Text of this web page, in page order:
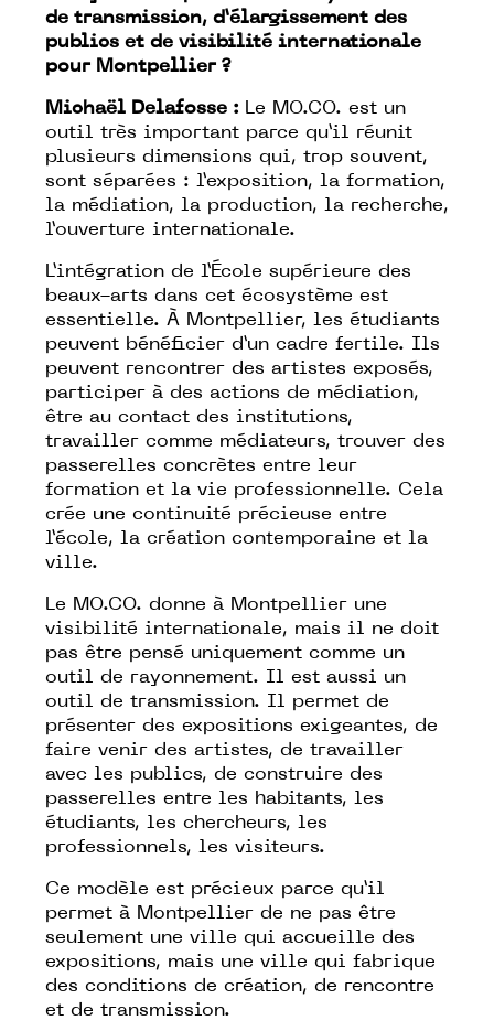
de transmission, d’élargissement des
publics et de visibilité internationale
pour Montpellier ?
Michaël Delafosse : Le MO.CO. est un
outil très important parce qu’il réunit
plusieurs dimensions qui, trop souvent,
sont séparées : l’exposition, la formation,
la médiation, la production, la recherche,
l’ouverture internationale.
L’intégration de l’École supérieure des
beaux-arts dans cet écosystème est
essentielle. À Montpellier, les étudiants
peuvent bénéficier d’un cadre fertile. Ils
peuvent rencontrer des artistes exposés,
participer à des actions de médiation,
être au contact des institutions,
travailler comme médiateurs, trouver des
passerelles concrètes entre leur
formation et la vie professionnelle. Cela
crée une continuité précieuse entre
l’école, la création contemporaine et la
ville.
Le MO.CO. donne à Montpellier une
visibilité internationale, mais il ne doit
pas être pensé uniquement comme un
outil de rayonnement. Il est aussi un
outil de transmission. Il permet de
présenter des expositions exigeantes, de
faire venir des artistes, de travailler
avec les publics, de construire des
passerelles entre les habitants, les
étudiants, les chercheurs, les
professionnels, les visiteurs.
Ce modèle est précieux parce qu’il
permet à Montpellier de ne pas être
seulement une ville qui accueille des
expositions, mais une ville qui fabrique
des conditions de création, de rencontre
et de transmission.